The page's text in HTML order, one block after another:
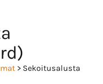
> Sekoitusalusta